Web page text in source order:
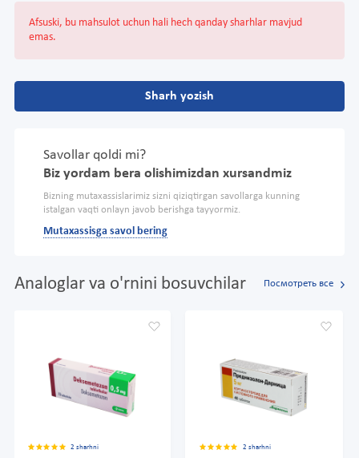
Afsuski, bu mahsulot uchun hali hech qanday sharhlar mavjud
emas.
Sharh yozish
Savollar qoldi mi?
Biz yordam bera olishimizdan xursandmiz
Bizning mutaxassislarimiz sizni qiziqtirgan savollarga kunning
istalgan vaqti onlayn javob berishga tayyormiz.
Mutaxassisga savol bering
Analoglar va o'rnini bosuvchilar Посмотреть все
2 sharhni 2 sharhni